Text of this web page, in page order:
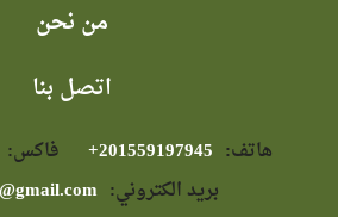
من نحن
اتصل بنا
هاتف: فاكس:
بريد الكتروني: info.afaip@gmail.com